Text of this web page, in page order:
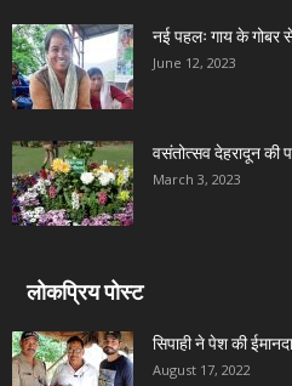
नई पहलः गाय के गोबर से
June 12, 2023
वसंतोत्सव देहरादून की
March 3, 2023
लोकप्रिय पोस्ट
सिपाही ने पेश की
August 17, 2022